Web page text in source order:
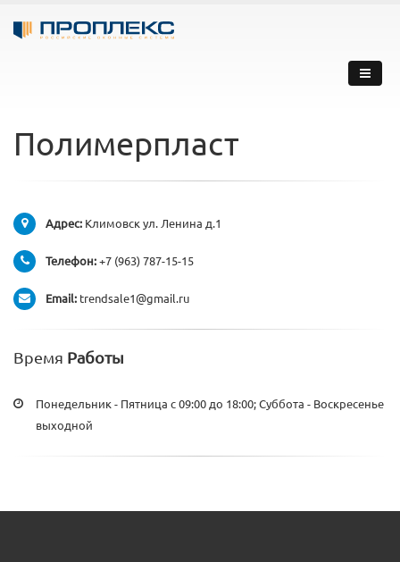
Полимерпласт
Адрес: Климовск ул. Ленина д.1
Телефон: +7 (963) 787-15-15
Email: trendsale1@gmail.ru
Время Работы
Понедельник - Пятница с 09:00 до 18:00; Суббота - Воскресенье
выходной